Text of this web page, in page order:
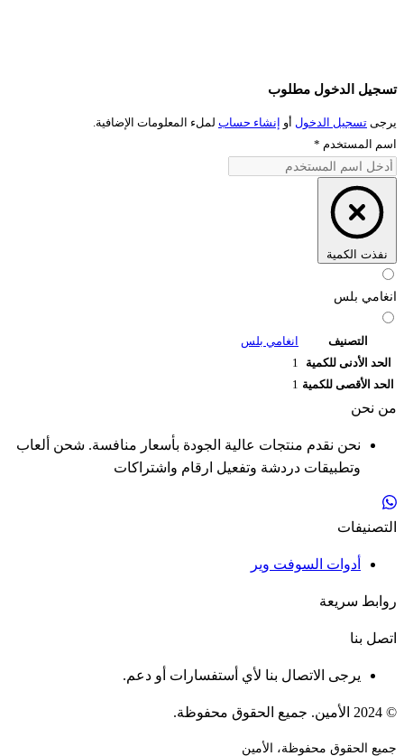
تسجيل الدخول مطلوب
يرجى تسجيل الدخول أو إنشاء حساب لملء المعلومات الإضافية.
اسم المستخدم *
نفذت الكمية
انغامي بلس
التصنيف
انغامي بلس
الحد الأدنى للكمية
1
الحد الأقصى للكمية 1
من نحن
نحن نقدم منتجات عالية الجودة بأسعار منافسة. شحن ألعاب
وتطبيقات دردشة وتفعيل ارقام واشتراكات
التصنيفات
أدوات السوفت وير
روابط سريعة
اتصل بنا
يرجى الاتصال بنا لأي أستفسارات أو دعم.
© 2024 الأمين. جميع الحقوق محفوظة.
جميع الحقوق محفوظة، الأمين